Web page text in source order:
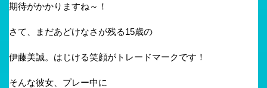
期待がかかりますね～！
さて、まだあどけなさが残る15歳の
伊藤美誠。はじける笑顔がトレードマークです！
そんな彼女、プレー中に